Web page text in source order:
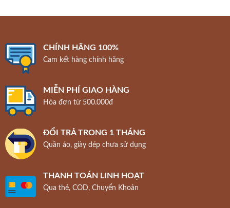
CHÍNH HÃNG 100%
Cam kết hàng chính hãng
MIỄN PHÍ GIAO HÀNG
Hóa đơn từ 500.000đ
ĐỔI TRẢ TRONG 1 THÁNG
Quần áo, giày dép chưa sử dụng
THANH TOÁN LINH HOẠT
Qua thẻ, COD, Chuyển Khoản